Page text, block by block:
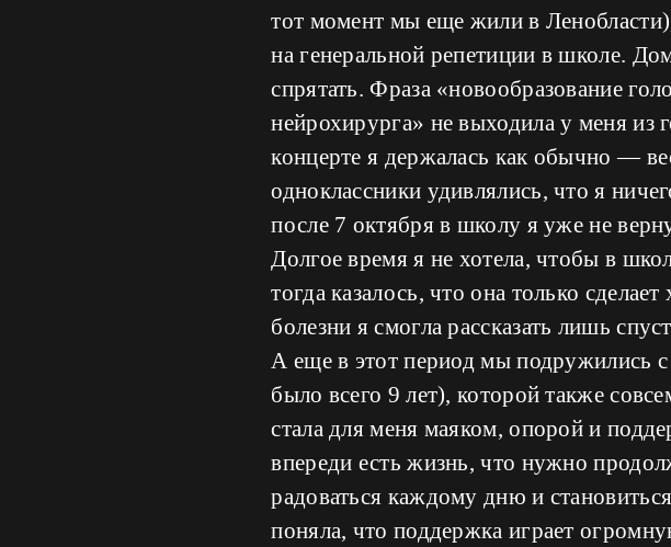
тот момент мы еще жили в
на генеральной репетиции в школе.
спрятать. Фраза «новообразование
нейрохирурга» не выходила у меня из
концерте я держалась как обычно —
одноклассники удивлялись, что я
после 7 октября в школу я уже не
Долгое время я не хотела, чтобы в
тогда казалось, что она только
болезни я смогла рассказать лишь
А еще в этот период мы подружились с
было всего 9 лет), которой также
стала для меня маяком, опорой и
впереди есть жизнь, что нужно
радоваться каждому дню и
поняла, что поддержка играет